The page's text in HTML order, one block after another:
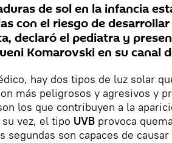
de sol en la infancia
con el riesgo de
declaró el pediatra y
Komarovski en su canal
hay dos tipos de luz solar
más peligrosos y agresivos y
los que contribuyen a la
vez, el tipo UVB provoca
segundas son capaces de